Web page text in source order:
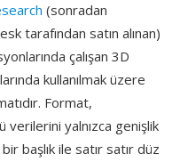
(sonradan
tarafından satın alınan)
çalışan 3D
kullanılmak üzere
Format,
verilerini yalnızca genişlik
başlık ile satır satır düz